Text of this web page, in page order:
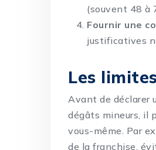
(souvent 48 à
Fournir une
justificatives
Les
Avant de déclarer
dégâts mineurs, il
vous-même. Par
de la franchise,